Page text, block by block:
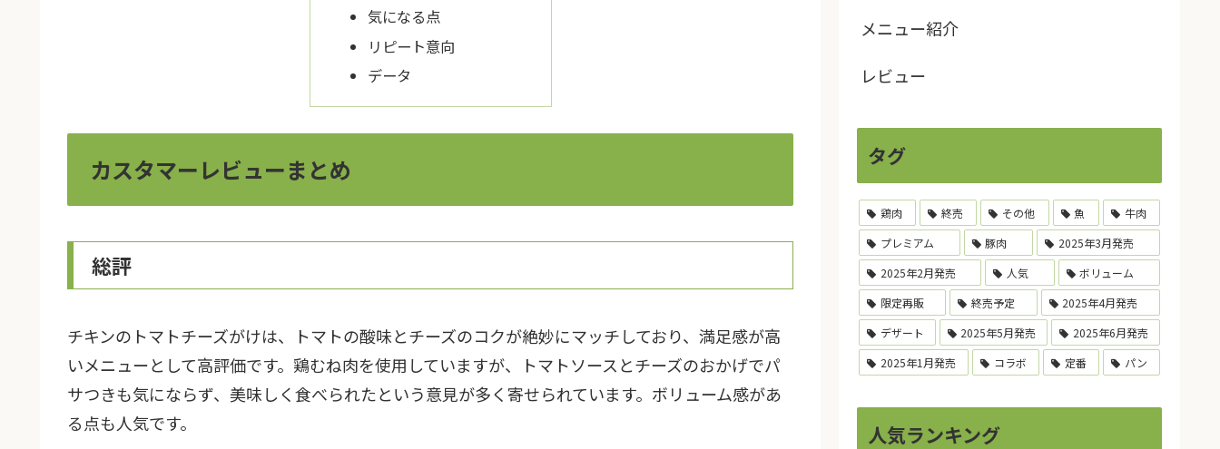
気になる点
リピート意向
データ
カスタマーレビューまとめ
総評
チキンのトマトチーズがけは、トマトの酸味とチーズのコクが絶妙にマッチしており、満足感が高
いメニューとして高評価です。鶏むね肉を使用していますが、トマトソースとチーズのおかげでパ
サつきも気にならず、美味しく食べられたという意見が多く寄せられています。ボリューム感があ
る点も人気です。
メニュー紹介
レビュー
タグ
鶏肉 終売 その他 魚
牛肉
プレミアム
豚肉
2025年3月発売
2025年2月発売
人気
ボリューム
限定再販
終売予定
2025年4月発売
デザート
2025年5月発売
2025年6月発売
2025年1月発売
コラボ 定番 パン
人気ランキング